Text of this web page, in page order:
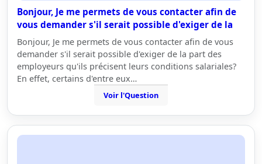
Bonjour, Je me permets de vous contacter afin de
vous demander s'il serait possible d'exiger de la
Bonjour, Je me permets de vous contacter afin de vous
demander s'il serait possible d'exiger de la part des
employeurs qu'ils précisent leurs conditions salariales?
En effet, certains d'entre eux…
Voir l'Question